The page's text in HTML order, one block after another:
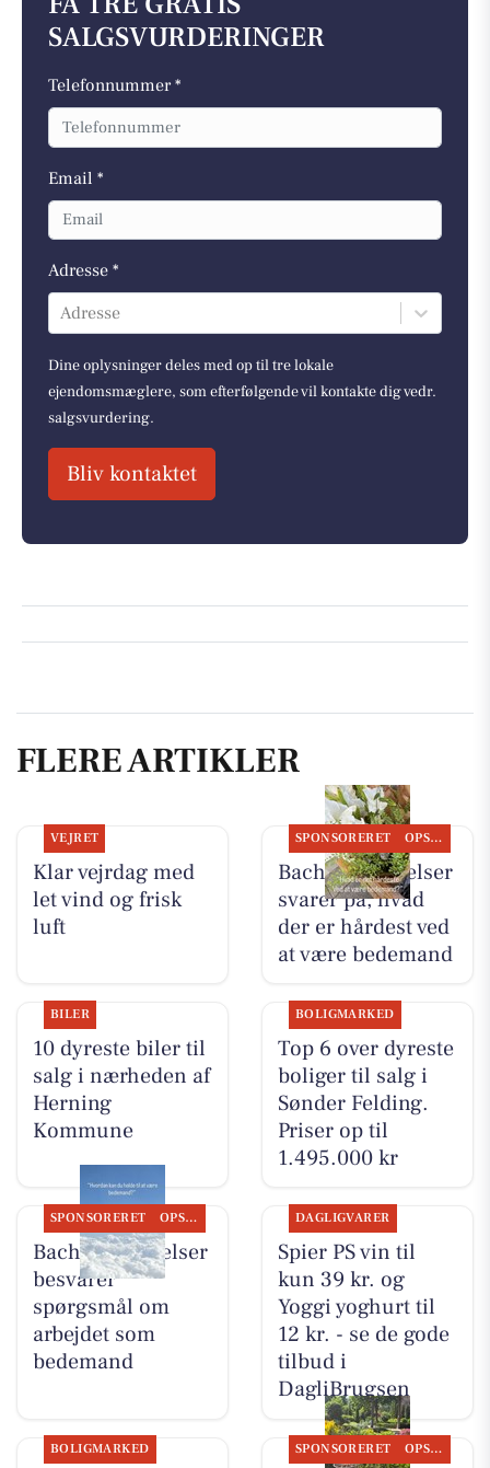
SALGSVURDERINGER
Telefonnummer *
Email *
Adresse *
Adresse
Dine oplysninger deles med op til tre lokale
ejendomsmæglere, som efterfølgende vil kontakte dig vedr.
salgsvurdering.
Bliv kontaktet
FLERE ARTIKLER
VEJRET
Klar vejrdag med
let vind og frisk
luft
SPONSORERET OPSLAGSTAVLEN
Bachs Begravelser
svarer på, hvad
der er hårdest ved
at være bedemand
BILER
10 dyreste biler til
salg i nærheden af
Herning
Kommune
BOLIGMARKED
Top 6 over dyreste
boliger til salg i
Sønder Felding.
Priser op til
1.495.000 kr
SPONSORERET OPSLAGSTAVLEN
Bachs Begravelser
besvarer
spørgsmål om
arbejdet som
bedemand
DAGLIGVARER
Spier PS vin til
kun 39 kr. og
Yoggi yoghurt til
12 kr. - se de gode
tilbud i
DagliBrugsen
BOLIGMARKED SPONSORERET OPSLAGSTAVLEN